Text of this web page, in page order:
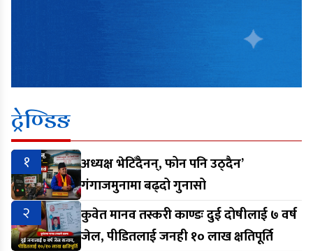
ट्रेण्डिङ
१
अध्यक्ष भेटिँदैनन्, फोन पनि उठ्दैन’
गंगाजमुनामा बढ्दो गुनासो
२
कुवेत मानव तस्करी काण्डः दुई दोषीलाई ७ वर्ष
जेल, पीडितलाई जनही १० लाख क्षतिपूर्ति